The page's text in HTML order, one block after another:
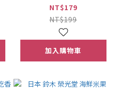
STATE'S 草莓巧克力
奶油厚餅乾 3入
NT$179
NT$199
加入購物車